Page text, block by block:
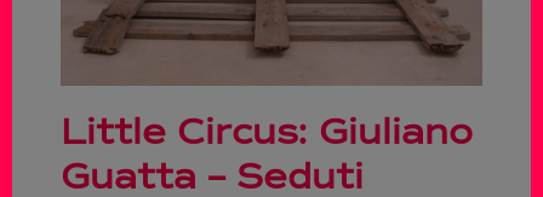
Little Circus: Giuliano
Guatta – Seduti